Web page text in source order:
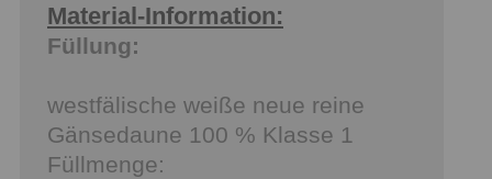
Material-Information:
Füllung:
westfälische weiße neue reine
Gänsedaune 100 % Klasse 1
Füllmenge: